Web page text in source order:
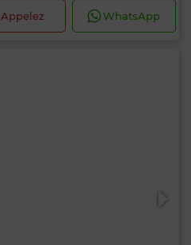
Appelez WhatsApp